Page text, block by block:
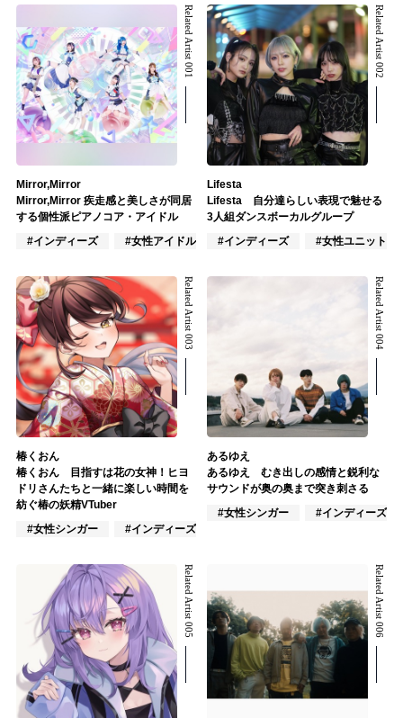
Related Artist 001
Mirror,Mirror
Mirror,Mirror 疾走感と美しさが同居
する個性派ピアノコア・アイドル
#インディーズ
#女性アイドル #ポップス
Related Artist 002
Lifesta
Lifesta 自分達らしい表現で魅せる
3人組ダンスボーカルグループ
#インディーズ
#女性ユニット
Related Artist 003
椿くおん
椿くおん 目指すは花の女神！ヒヨ
ドリさんたちと一緒に楽しい時間を
紡ぐ椿の妖精VTuber
#女性シンガー
#インディーズ
Related Artist 004
あるゆえ
あるゆえ むき出しの感情と鋭利な
サウンドが奥の奥まで突き刺さる
#女性シンガー
#インディーズ
Related Artist 005 Related Artist 006